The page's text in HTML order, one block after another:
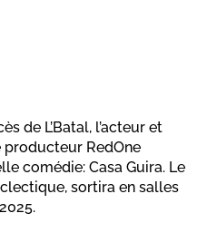
de L’Batal, l’acteur et
RedOne
comédie: Casa Guira. Le
sortira en salles